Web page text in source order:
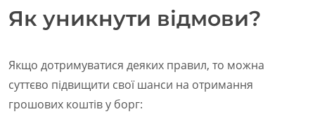
Як уникнути відмови?
Якщо дотримуватися деяких правил, то можна
суттєво підвищити свої шанси на отримання
грошових коштів у борг: